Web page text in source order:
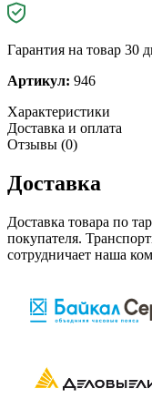
Гарантия на товар 30
Артикул: 946
Характеристики
Доставка и оплата
Отзывы (0)
Доставка
Доставка товара по
покупателя.
сотрудничает наша